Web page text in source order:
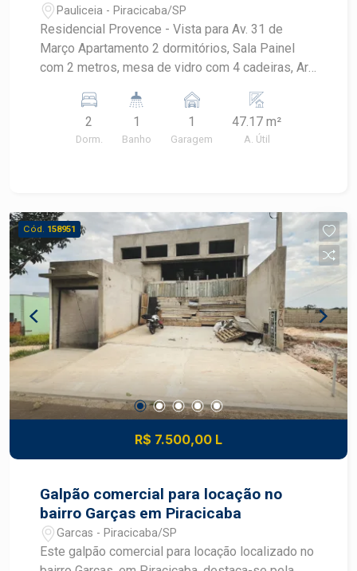
Pauliceia - Piracicaba/SP
Residencial Provence - Vista para Av. 31 de
Março Apartamento 2 dormitórios, Sala Painel
com 2 metros, mesa de vidro com 4 cadeiras, Ar
brastemp, armários , Banheiro social e lavabo (pia
auxiliar ao lado do banheiro) Lavanderia com
armários Dormitório com armário grande - 6
Aquecedor
2
Dorm.
1
Banho
1
Garagem
47.17 m²
A. Útil
Cód. 158951
R$ 7.500,00 L
Galpão comercial para locação no
bairro Garças em Piracicaba
Garcas - Piracicaba/SP
Este galpão comercial para locação localizado no